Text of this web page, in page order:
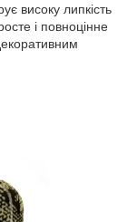
високу липкість
і повноцінне